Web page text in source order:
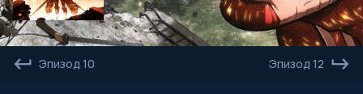
Эпизод 10 Эпизод 12